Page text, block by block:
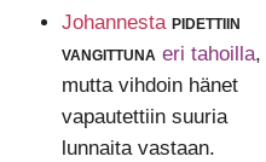
Johannesta pidettiin
vangittuna eri tahoilla,
mutta vihdoin hänet
vapautettiin suuria
lunnaita vastaan.